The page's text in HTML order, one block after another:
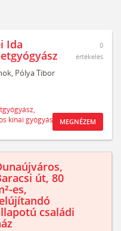
Ida
Pólya Tibor
kínai gyógyászat
0
értékelés
MEGNÉZEM
út, 80
es,
családi